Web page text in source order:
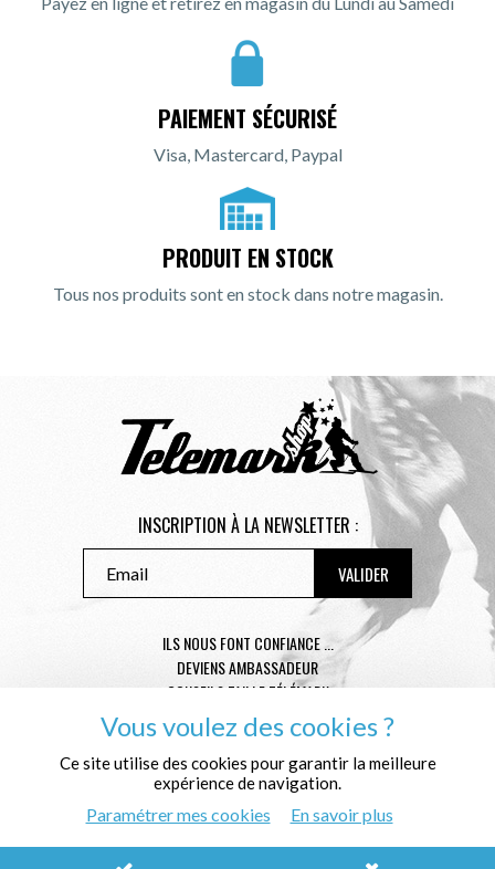
PAIEMENT SÉCURISÉ
Visa, Mastercard, Paypal
PRODUIT EN STOCK
Tous nos produits sont en stock dans notre magasin.
INSCRIPTION À LA NEWSLETTER :
ILS NOUS FONT CONFIANCE ...
DEVIENS AMBASSADEUR
CONSEILS TAILLE TÉLÉMARK
CONDITIONS GÉNÉRALES DE VENTE
MENTIONS LÉGALES
POLITIQUE DE CONFIDENTIALITÉ
QUI SOMMES NOUS ?
Vous voulez des cookies ?
Ce site utilise des cookies pour garantir la meilleure
expérience de navigation.
Paramétrer mes cookies En savoir plus